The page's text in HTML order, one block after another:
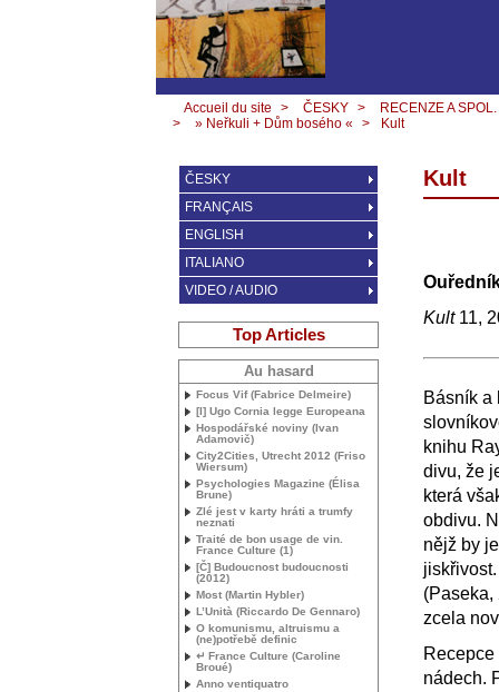
Accueil du site > ČESKY >
RECENZE A SPOL.
>
» Neřkuli + Dům bosého « > Kult
Kult
Kult11,
Básník a
knihu
divu, že
která
obdivu.
nějž by
zcela
nádech.
ČESKY
FRANÇAIS
ENGLISH
ITALIANO
VIDEO / AUDIO
Top Articles
Au hasard
Focus Vif (Fabrice Delmeire)
[I] Ugo Cornia legge Europeana
Hospodářské noviny (Ivan
Adamovič)
City2Cities, Utrecht 2012 (Friso
Wiersum)
Psychologies Magazine (Élisa
Brune)
Zlé jest v karty hráti a trumfy
neznati
Traité de bon usage de vin.
France Culture (1)
[Č] Budoucnost budoucnosti
(2012)
Most (Martin Hybler)
L’Unità (Riccardo De Gennaro)
O komunismu, altruismu a
(ne)potřebě definic
↵ France Culture (Caroline
Broué)
Anno ventiquatro